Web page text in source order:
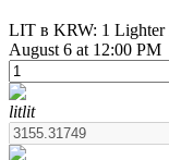
USDT-фьючерсы
LIT в KRW: 1 Lighter
August 6 at 12:00 PM
litlit